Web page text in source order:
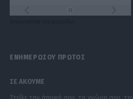
ΕΝΗΜΕΡΩΣΟΥ ΠΡΩΤΟΣ
ΣΕ ΑΚΟΥΜΕ